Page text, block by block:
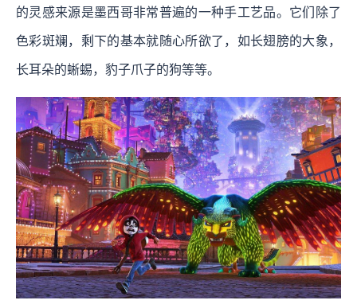
的灵感来源是墨西哥非常普遍的一种手工艺品。它们除了
色彩斑斓，剩下的基本就随心所欲了，如长翅膀的大象，
长耳朵的蜥蜴，豹子爪子的狗等等。